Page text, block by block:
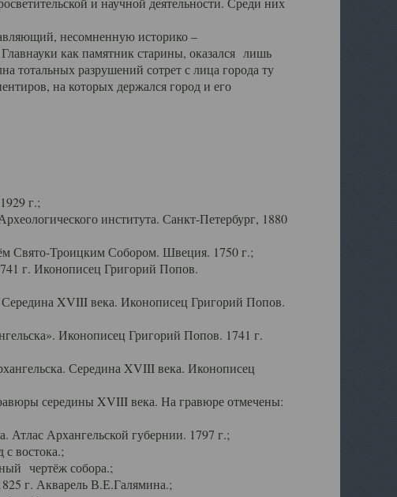
несомненную историко –
как памятник старины, оказался лишь
тотальных разрушений сотрет с лица города ту
на которых держался город и его
г.;
института. Санкт-Петербург, 1880
Свято-Троицким Собором. Швеция. 1750 г.;
г. Иконописец Григорий Попов.
XVIII века. Иконописец Григорий Попов.
Иконописец Григорий Попов. 1741 г.
Середина XVIII века. Иконописец
середины XVIII века. На гравюре отмечены:
Архангельской губернии. 1797 г.;
востока.;
чертёж собора.;
г. Акварель В.Е.Галямина.;